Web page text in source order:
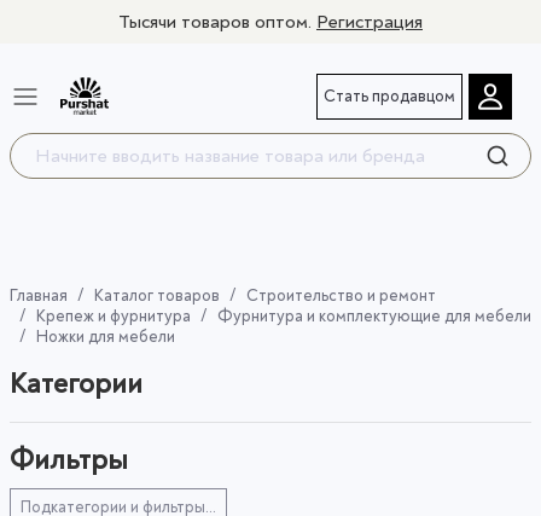
Тысячи товаров оптом. Регистрация
Стать продавцом
Главная Каталог товаров
Строительство и ремонт
Крепеж и фурнитура
Фурнитура и комплектующие для мебели
Ножки для мебели
Категории
Фильтры
Подкатегории и фильтры...